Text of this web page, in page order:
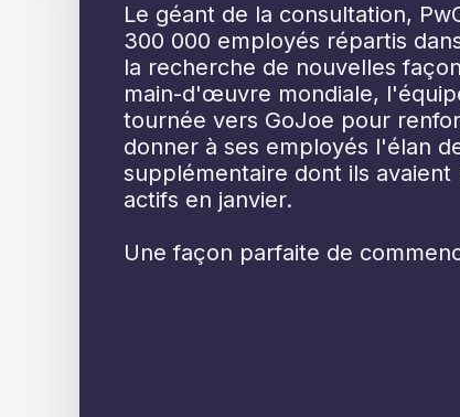
Le géant de la consultation,
300 000 employés répartis
la recherche de nouvelles
main-d'œuvre mondiale,
tournée vers GoJoe pour
donner à ses employés l'élan
supplémentaire dont ils
actifs en janvier.
Une façon parfaite de